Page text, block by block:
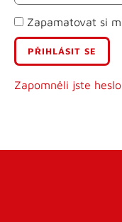
Zapamatovat si
Zapomněli jste
E-mail
Uživatelské jméno